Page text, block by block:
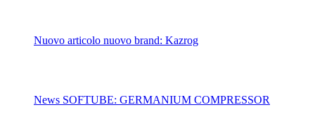
Nuovo articolo nuovo brand: Kazrog
News SOFTUBE: GERMANIUM COMPRESSOR